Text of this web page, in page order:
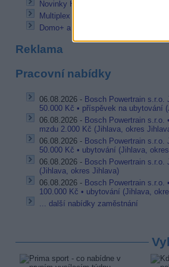
Novinky Home 3: Programy v ruštině
Multiplex TV5 Monde opět opustil
Domo+ a Kuchnia+ se zřejmě změní
Reklama
Pracovní nabídky
06.08.2026 - Bosch Powertrain s.r.o.
50.000 Kč • příspěvek na ubytování
06.08.2026 - Bosch Powertrain s.r.o.
mzdu 2.000 Kč (Jihlava, okres
06.08.2026 - Bosch Powertrain s.r.o.
50.000 Kč • ubytování (Jihlava,
06.08.2026 - Bosch Powertrain s.r.o.
(Jihlava, okres Jihlava)
06.08.2026 - Bosch Powertrain s.r.o.
100.000 Kč • ubytování (Jihlava,
... další nabídky zaměstnání